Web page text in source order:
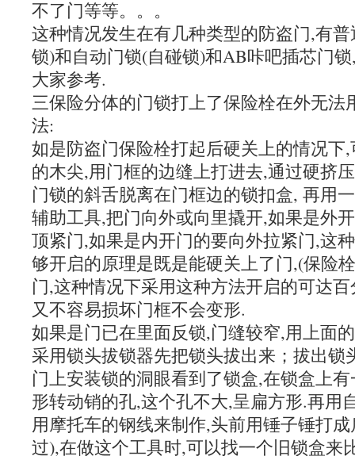
不了门等等。。。
这种情况发生在有几种类型的防盗门,有
锁)和自动门锁(自碰锁)和AB咔吧插芯门
大家参考.
三保险分体的门锁打上了保险栓在外无法
法:
如是防盗门保险栓打起后硬关上的情况下
的木尖,用门框的边缝上打进去,通过硬挤
门锁的斜舌脱离在门框边的锁扣盒, 再用
辅助工具,把门向外或向里撬开,如果是外
顶紧门,如果是内开门的要向外拉紧门,这
够开启的原理是既是能硬关上了门,(保险
门,这种情况下采用这种方法开启的可达
又不容易损坏门框不会变形.
如果是门已在里面反锁,门缝较窄,用上面
采用锁头拔锁器先把锁头拔出来；拔出锁
门上安装锁的洞眼看到了锁盒,在锁盒上
形转动销的孔,这个孔不大,呈扁方形.再用
用摩托车的钢线来制作,头前用锤子锤打
过),在做这个工具时,可以找一个旧锁盒来